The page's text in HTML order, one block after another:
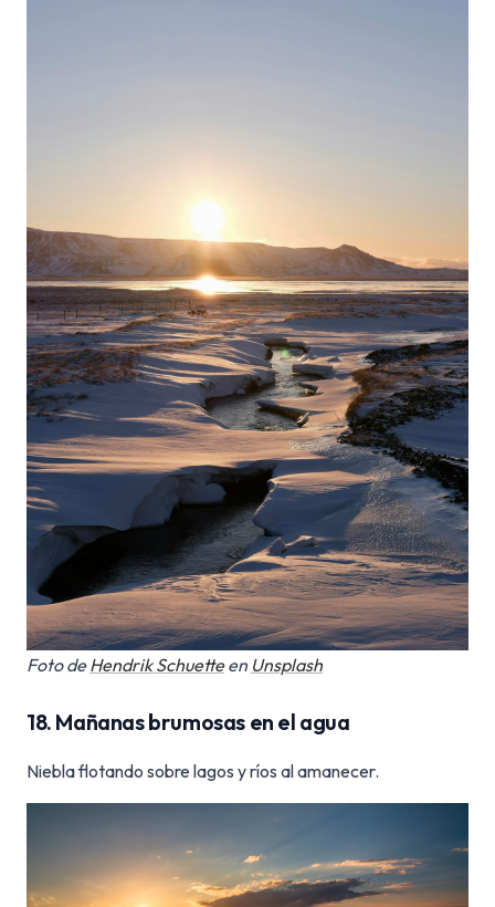
Foto deHendrik Schuetteen Unsplash
18. Mañanas brumosas en el agua
Niebla flotando sobre lagos y ríos al amanecer.